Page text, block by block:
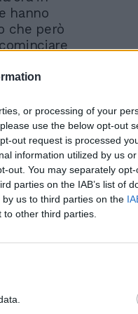
or processing of your
use the below opt-out
out request is processed
information utilized by us
out. You may separately
parties on the IAB’s list of
us to third parties on the
other third parties.
hanno
che però
La
che già il
«controllo
l’ingresso
sulla
intervenire
tra tutte